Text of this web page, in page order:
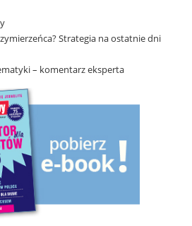
Strategia na ostatnie dni
– komentarz eksperta